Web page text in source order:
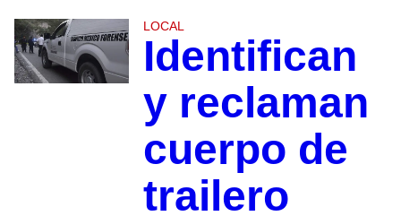
LOCAL
Identifican
y reclaman
cuerpo de
trailero